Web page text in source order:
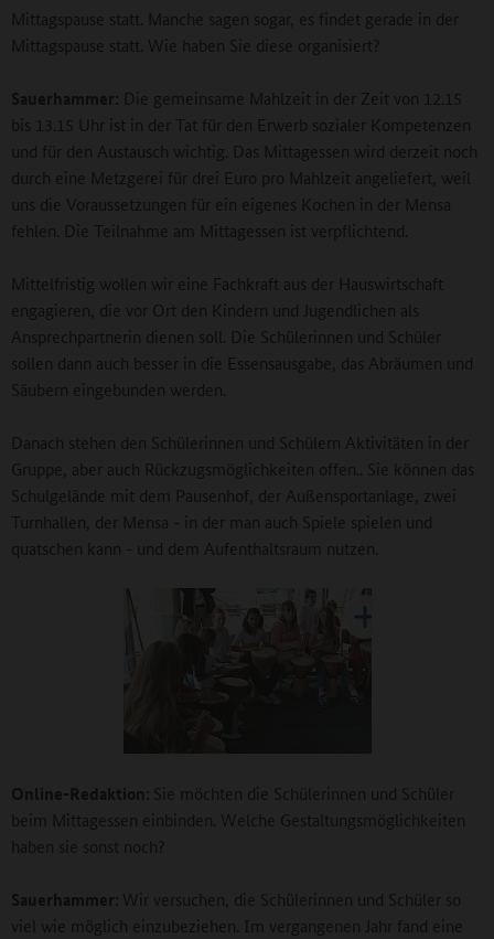
Mittagspause statt. Manche sagen sogar, es findet gerade in der
Mittagspause statt. Wie haben Sie diese organisiert?
Sauerhammer: Die gemeinsame Mahlzeit in der Zeit von 12.15
bis 13.15 Uhr ist in der Tat für den Erwerb sozialer Kompetenzen
und für den Austausch wichtig. Das Mittagessen wird derzeit noch
durch eine Metzgerei für drei Euro pro Mahlzeit angeliefert, weil
uns die Voraussetzungen für ein eigenes Kochen in der Mensa
fehlen. Die Teilnahme am Mittagessen ist verpflichtend.
Mittelfristig wollen wir eine Fachkraft aus der Hauswirtschaft
engagieren, die vor Ort den Kindern und Jugendlichen als
Ansprechpartnerin dienen soll. Die Schülerinnen und Schüler
sollen dann auch besser in die Essensausgabe, das Abräumen und
Säubern eingebunden werden.
Danach stehen den Schülerinnen und Schülern Aktivitäten in der
Gruppe, aber auch Rückzugsmöglichkeiten offen.. Sie können das
Schulgelände mit dem Pausenhof, der Außensportanlage, zwei
Turnhallen, der Mensa - in der man auch Spiele spielen und
quatschen kann - und dem Aufenthaltsraum nutzen.
Online-Redaktion:
Sie möchten die Schülerinnen und Schüler
beim Mittagessen einbinden. Welche Gestaltungsmöglichkeiten
haben sie sonst noch?
Sauerhammer: Wir versuchen, die Schülerinnen und Schüler so
viel wie möglich einzubeziehen. Im vergangenen Jahr fand eine